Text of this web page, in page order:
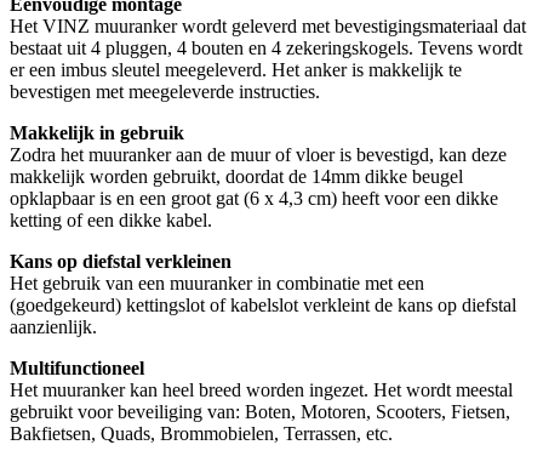
Eenvoudige montage
Het VINZ muuranker wordt geleverd met bevestigingsmateriaal dat
bestaat uit 4 pluggen, 4 bouten en 4 zekeringskogels. Tevens wordt
er een imbus sleutel meegeleverd. Het anker is makkelijk te
bevestigen met meegeleverde instructies.
Makkelijk in gebruik
Zodra het muuranker aan de muur of vloer is bevestigd, kan deze
makkelijk worden gebruikt, doordat de 14mm dikke beugel
opklapbaar is en een groot gat (6 x 4,3 cm) heeft voor een dikke
ketting of een dikke kabel.
Kans op diefstal verkleinen
Het gebruik van een muuranker in combinatie met een
(goedgekeurd) kettingslot of kabelslot verkleint de kans op diefstal
aanzienlijk.
Multifunctioneel
Het muuranker kan heel breed worden ingezet. Het wordt meestal
gebruikt voor beveiliging van: Boten, Motoren, Scooters, Fietsen,
Bakfietsen, Quads, Brommobielen, Terrassen, etc.